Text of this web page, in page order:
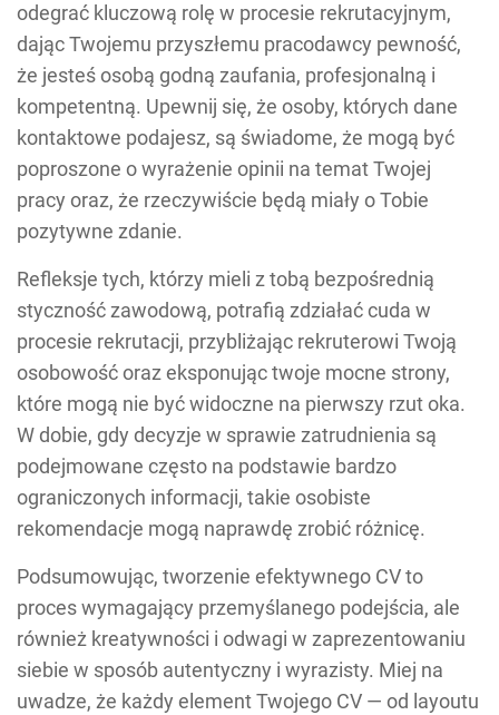
odegrać kluczową rolę w procesie rekrutacyjnym,
dając Twojemu przyszłemu pracodawcy pewność,
że jesteś osobą godną zaufania, profesjonalną i
kompetentną. Upewnij się, że osoby, których dane
kontaktowe podajesz, są świadome, że mogą być
poproszone o wyrażenie opinii na temat Twojej
pracy oraz, że rzeczywiście będą miały o Tobie
pozytywne zdanie.
Refleksje tych, którzy mieli z tobą bezpośrednią
styczność zawodową, potrafią zdziałać cuda w
procesie rekrutacji, przybliżając rekruterowi Twoją
osobowość oraz eksponując twoje mocne strony,
które mogą nie być widoczne na pierwszy rzut oka.
W dobie, gdy decyzje w sprawie zatrudnienia są
podejmowane często na podstawie bardzo
ograniczonych informacji, takie osobiste
rekomendacje mogą naprawdę zrobić różnicę.
Podsumowując, tworzenie efektywnego CV to
proces wymagający przemyślanego podejścia, ale
również kreatywności i odwagi w zaprezentowaniu
siebie w sposób autentyczny i wyrazisty. Miej na
uwadze, że każdy element Twojego CV — od layoutu